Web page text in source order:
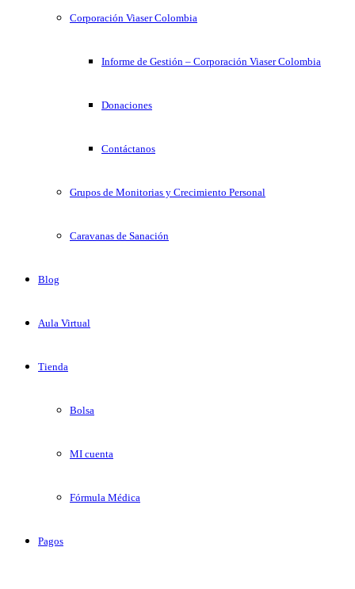
Corporación Viaser Colombia
Informe de Gestión – Corporación Viaser Colombia
Donaciones
Contáctanos
Grupos de Monitorias y Crecimiento Personal
Caravanas de Sanación
Blog
Aula Virtual
Tienda
Bolsa
MI cuenta
Fórmula Médica
Pagos